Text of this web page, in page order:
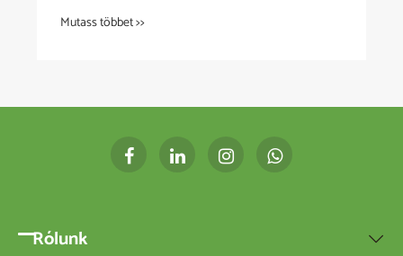
Mutass többet >>
Rólunk 